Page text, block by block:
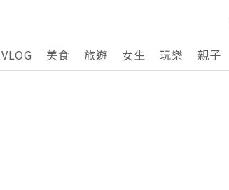
VLOG 美食 旅遊 女生 玩樂 親子